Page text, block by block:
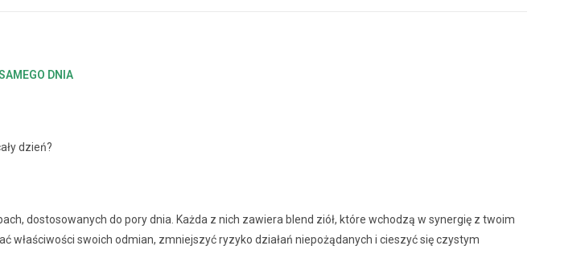
DNIA
dzień?
dostosowanych do pory dnia. Każda z nich zawiera blend ziół, które wchodzą w synergię z twoim
swoich odmian, zmniejszyć ryzyko działań niepożądanych i cieszyć się czystym